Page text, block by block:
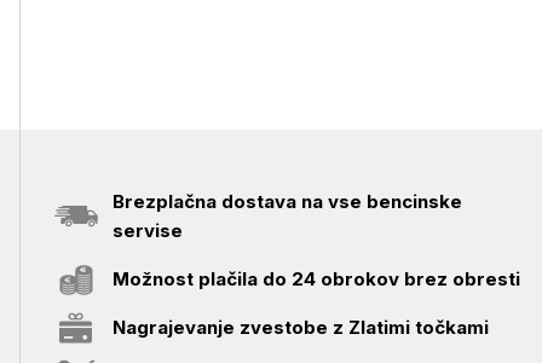
Brezplačna dostava na vse bencinske
servise
Možnost plačila do 24 obrokov brez obresti
Nagrajevanje zvestobe z Zlatimi točkami